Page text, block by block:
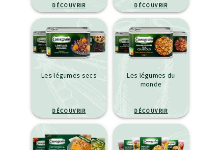
DÉCOUVRIR DÉCOUVRIR
Les légumes secs
DÉCOUVRIR
Les légumes du
monde
DÉCOUVRIR